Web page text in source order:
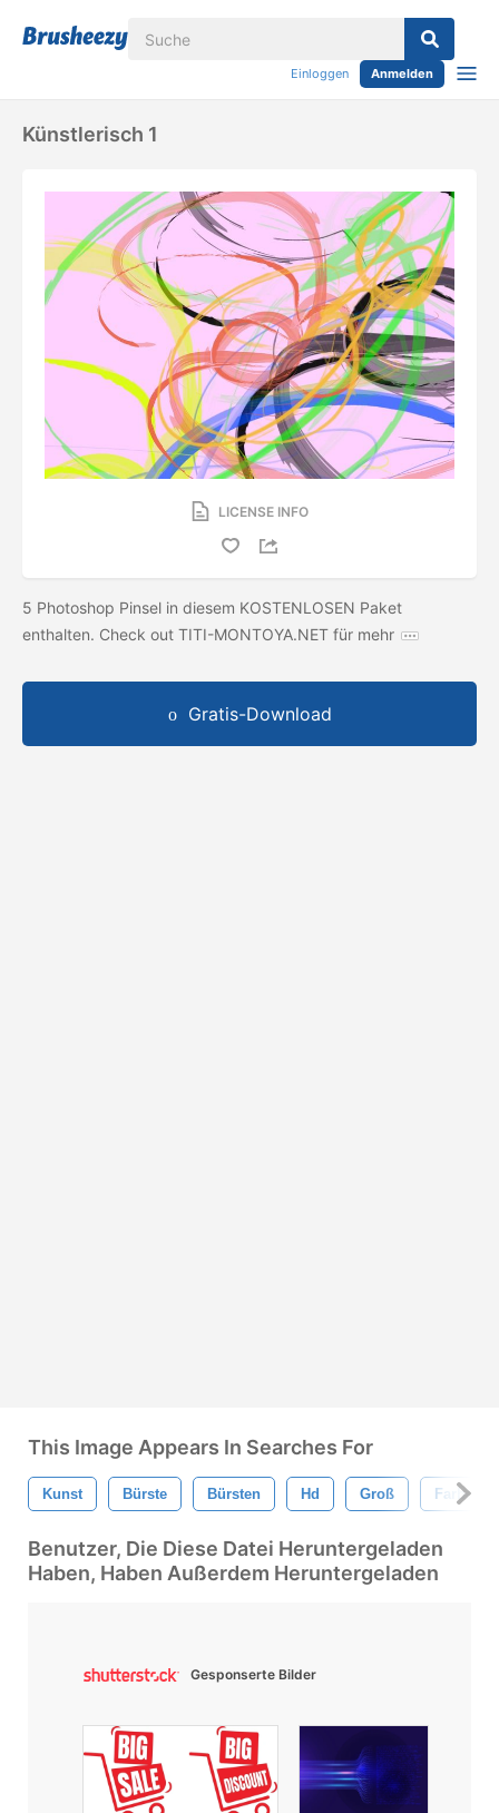
Einloggen Anmelden
Künstlerisch 1
LICENSE INFO
5 Photoshop Pinsel in diesem KOSTENLOSEN Paket
enthalten. Check out TITI-MONTOYA.NET für mehr
Gratis-Download
This Image Appears In Searches For
Kunst Bürste Bürsten Hd Groß Farbe
Benutzer, Die Diese Datei Heruntergeladen
Haben, Haben Außerdem Heruntergeladen
Gesponserte Bilder